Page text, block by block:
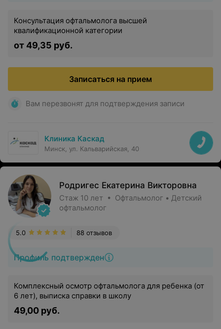
Консультация офтальмолога высшей
квалификационной категории
от 49,35 руб.
Записаться на прием
Вам перезвонят для подтверждения записи
Клиника Каскад
Минск, ул. Кальварийская, 40
Родригес Екатерина Викторовна
Стаж 10 лет • Офтальмолог • Детский
офтальмолог
Профиль подтвержден
88 отзывов
5.0
Комплексный осмотр офтальмолога для ребенка (от
6 лет), выписка справки в школу
49,00 руб.